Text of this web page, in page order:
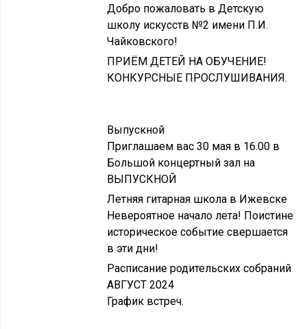
Добро пожаловать в Детскую
школу искусств №2 имени П.И.
Чайковского!
ПРИЁМ ДЕТЕЙ НА ОБУЧЕНИЕ!
КОНКУРСНЫЕ ПРОСЛУШИВАНИЯ.
Выпускной
Приглашаем вас 30 мая в 16.00 в
Большой концертный зал на
ВЫПУСКНОЙ
Летняя гитарная школа в Ижевске
Невероятное начало лета! Поистине
историческое событие свершается
в эти дни!
Расписание родительских собраний
АВГУСТ 2024
График встреч.